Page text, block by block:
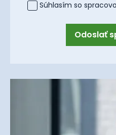
Súhlasím so
Odoslať